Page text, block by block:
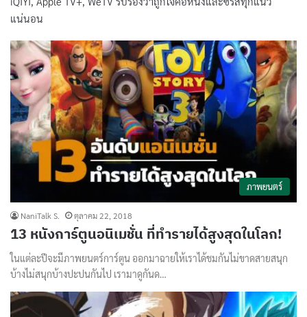
แน่นอน
ภาพยนตร์
NaniTalk S. ตุลาคม 22, 2018
13 หนังการ์ตูนอนิเมชั่น ที่ทำรายได้สูงสุดในโลก!
ในแต่ละปีจะมีภาพยนตร์การ์ตูน ออกมาฉายให้เราได้ชมกันไม่ขาดสายสนุก
บ้างไม่สนุกบ้างปะปนกันไป เรามาดูกันด…